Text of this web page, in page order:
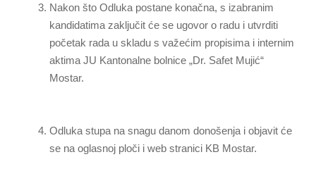
Nakon što Odluka postane konačna, s izabranim
kandidatima zaključit će se ugovor o radu i utvrditi
početak rada u skladu s važećim propisima i internim
aktima JU Kantonalne bolnice „Dr. Safet Mujić“
Mostar.
Odluka stupa na snagu danom donošenja i objavit će
se na oglasnoj ploči i web stranici KB Mostar.